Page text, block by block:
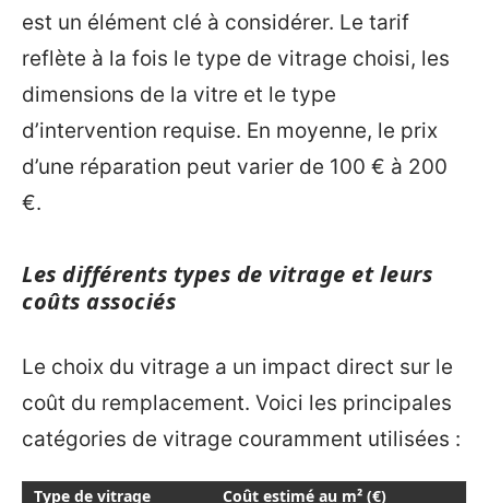
est un élément clé à considérer. Le tarif
reflète à la fois le type de vitrage choisi, les
dimensions de la vitre et le type
d’intervention requise. En moyenne, le prix
d’une réparation peut varier de 100 € à 200
€.
Les différents types de vitrage et leurs
coûts associés
Le choix du vitrage a un impact direct sur le
coût du remplacement. Voici les principales
catégories de vitrage couramment utilisées :
Type de vitrage
Coût estimé au m² (€)